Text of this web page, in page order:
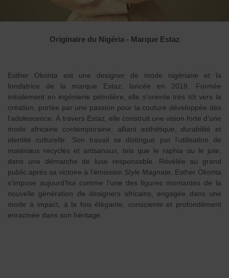
Originaire du Nigéria - Marque Estaz
Esther Okonta est une designer de mode nigériane et la
fondatrice de la marque Estaz, lancée en 2018. Formée
initialement en ingénierie pétrolière, elle s’oriente très tôt vers la
création, portée par une passion pour la couture développée dès
l’adolescence. À travers Estaz, elle construit une vision forte d’une
mode africaine contemporaine, alliant esthétique, durabilité et
identité culturelle. Son travail se distingue par l’utilisation de
matériaux recyclés et artisanaux, tels que le raphia ou le jute,
dans une démarche de luxe responsable. Révélée au grand
public après sa victoire à l’émission Style Magnate , Esther Okonta
s’impose aujourd’hui comme l’une des figures montantes de la
nouvelle génération de designers africains, engagée dans une
mode à impact, à la fois élégante, consciente et profondément
enracinée dans son héritage.